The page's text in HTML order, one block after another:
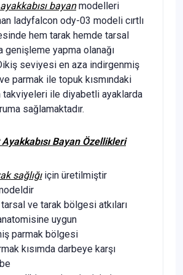
bayanmodelleri
ladyfalcon ody-03 modeli cırtlı
hem tarak hemde tarsal
genişleme yapma olanağı
seviyesi en aza indirgenmiş
parmak ile topuk kısmındaki
takviyeleri ile diyabetli ayaklarda
sağlamaktadır.
Bayan Özellikleri
sağlığıiçin üretilmiştir
ve tarak bölgesi atkıları
uygun
parmak bölgesi
kısımda darbeye karşı